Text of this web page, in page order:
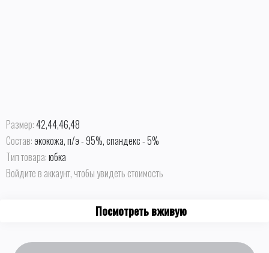
Размер:42,44,46,48
Состав:экокожа, п/э - 95%, спандекс - 5%
Тип товара:юбка
Войдите в аккаунт, чтобы увидеть стоимость
Посмотреть вживую